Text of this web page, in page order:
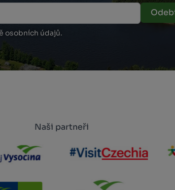
osobních údajů.
Naši partneři